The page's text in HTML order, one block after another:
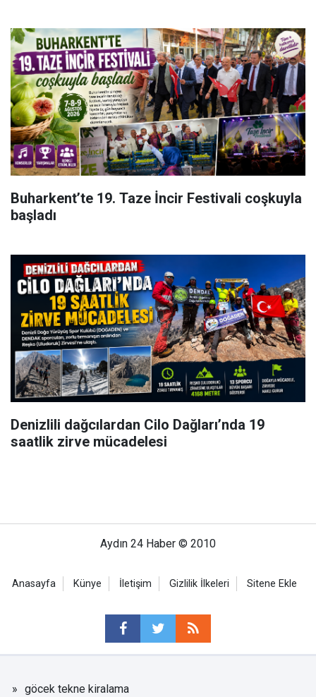
Buharkent’te 19. Taze İncir Festivali coşkuyla
başladı
Denizlili dağcılardan Cilo Dağları’nda 19
saatlik zirve mücadelesi
Aydın 24 Haber © 2010
Anasayfa Künye İletişim Gizlilik İlkeleri Sitene Ekle
göcek tekne kiralama